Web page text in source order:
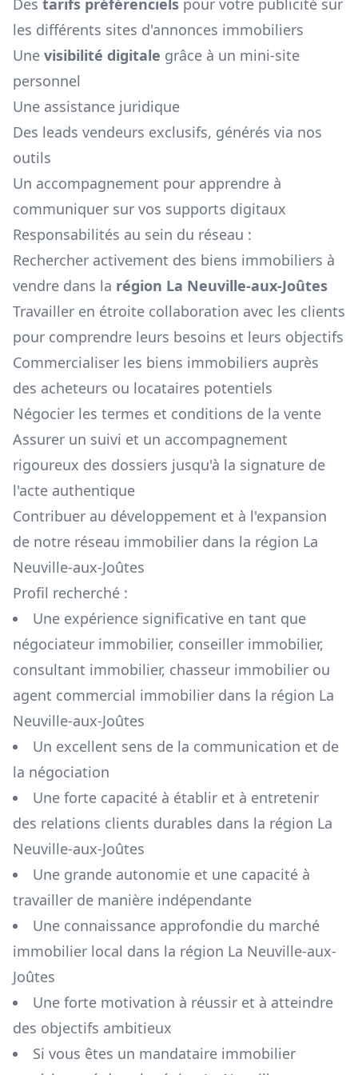
Des tarifs préférenciels pour votre publicité sur
les différents sites d'annonces immobiliers
Une visibilité digitale grâce à un mini-site
personnel
Une assistance juridique
Des leads vendeurs exclusifs, générés via nos
outils
Un accompagnement pour apprendre à
communiquer sur vos supports digitaux
Responsabilités au sein du réseau :
Rechercher activement des biens immobiliers à
vendre dans la région La Neuville-aux-Joûtes
Travailler en étroite collaboration avec les clients
pour comprendre leurs besoins et leurs objectifs
Commercialiser les biens immobiliers auprès
des acheteurs ou locataires potentiels
Négocier les termes et conditions de la vente
Assurer un suivi et un accompagnement
rigoureux des dossiers jusqu'à la signature de
l'acte authentique
Contribuer au développement et à l'expansion
de notre réseau immobilier dans la région La
Neuville-aux-Joûtes
Profil recherché :
Une expérience significative en tant que
négociateur immobilier, conseiller immobilier,
consultant immobilier, chasseur immobilier ou
agent commercial immobilier dans la région La
Neuville-aux-Joûtes
Un excellent sens de la communication et de
la négociation
Une forte capacité à établir et à entretenir
des relations clients durables dans la région La
Neuville-aux-Joûtes
Une grande autonomie et une capacité à
travailler de manière indépendante
Une connaissance approfondie du marché
immobilier local dans la région La Neuville-aux-
Joûtes
Une forte motivation à réussir et à atteindre
des objectifs ambitieux
Si vous êtes un mandataire immobilier